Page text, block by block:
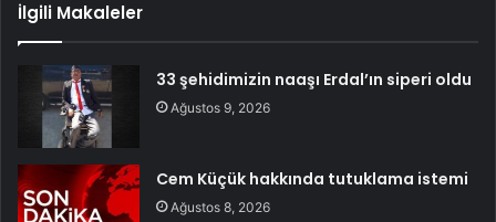
İlgili Makaleler
33 şehidimizin naaşı Erdal’ın siperi oldu
Ağustos 9, 2026
Cem Küçük hakkında tutuklama istemi
Ağustos 8, 2026